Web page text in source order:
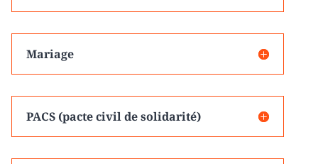
Mariage
PACS (pacte civil de solidarité)